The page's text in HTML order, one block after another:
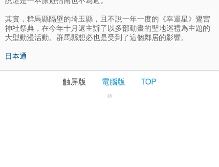
其實，群馬縣隔壁的埼玉縣，且不說一年一度的《幸運星》鷺宮
神社祭典，在今年十月還主辦了以多部動畫的聖地巡禮為主題的
大型動漫活動。群馬縣想必也是受到了這個鄰居的影響。
日本通
触屏版 電腦版 TOP
©